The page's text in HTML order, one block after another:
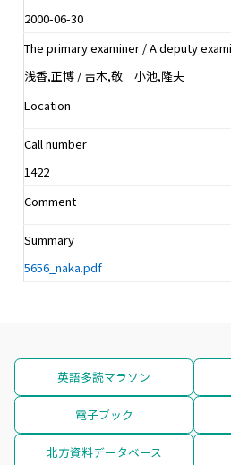
2000-06-30
The primary examiner / A deputy
浅香,正博 / 吉木,敬 小池,隆夫
Location
Call number
1422
Comment
Summary
5656_naka.pdf
英語多読マラソン
電子ブック
北方資料データベース